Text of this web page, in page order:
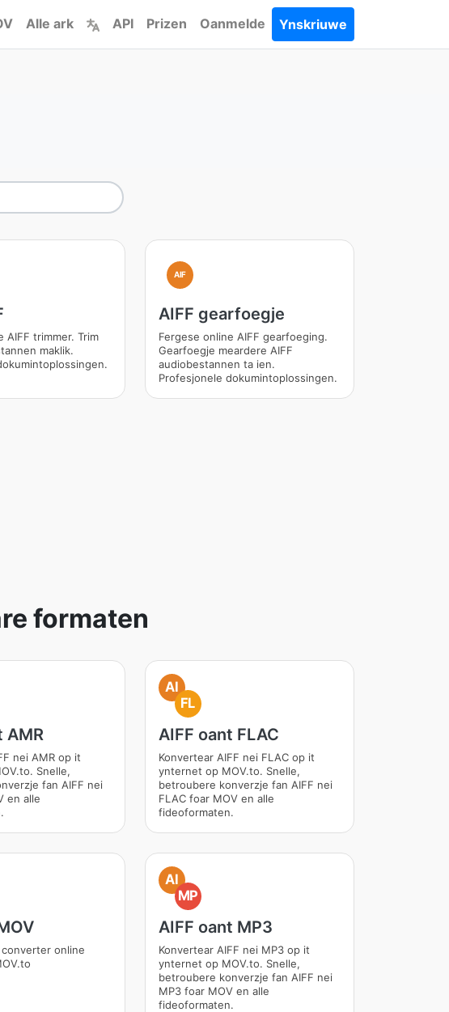
Alle ark API Prizen Oanmelde Ynskriuwe
AIFF trimmer. Trim
maklik.
AIF
AIFF gearfoegje
Fergese online AIFF gearfoeging.
Gearfoegje meardere AIFF
audiobestannen ta ien.
Profesjonele dokumintoplossingen.
formaten
AMR
nei AMR op it
Snelle,
fan AIFF nei
en alle
AI
FL
AIFF oant FLAC
Konvertear AIFF nei FLAC op it
ynternet op MOV.to. Snelle,
betroubere konverzje fan AIFF nei
FLAC foar MOV en alle
fideoformaten.
online
AI
MP
AIFF oant MP3
Konvertear AIFF nei MP3 op it
ynternet op MOV.to. Snelle,
betroubere konverzje fan AIFF nei
MP3 foar MOV en alle
fideoformaten.